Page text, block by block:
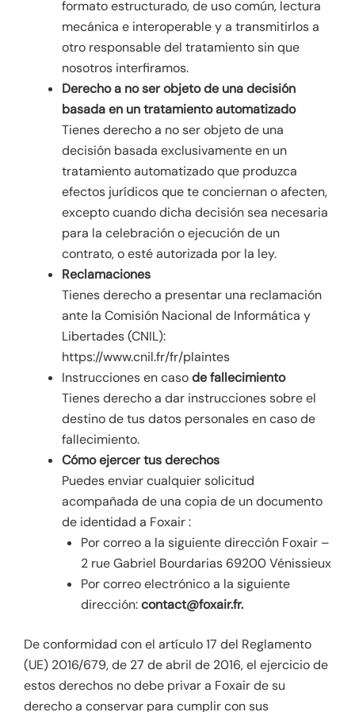
formato estructurado, de uso común, lectura
mecánica e interoperable y a transmitirlos a
otro responsable del tratamiento sin que
nosotros interfiramos.
Derecho a no ser objeto de una decisión
basada en un tratamiento automatizado
Tienes derecho a no ser objeto de una
decisión basada exclusivamente en un
tratamiento automatizado que produzca
efectos jurídicos que te conciernan o afecten,
excepto cuando dicha decisión sea necesaria
para la celebración o ejecución de un
contrato, o esté autorizada por la ley.
Reclamaciones
Tienes derecho a presentar una reclamación
ante la Comisión Nacional de Informática y
Libertades (CNIL):
https://www.cnil.fr/fr/plaintes
Instrucciones en casode fallecimiento
Tienes derecho a dar instrucciones sobre el
destino de tus datos personales en caso de
fallecimiento.
Cómo ejercer tus derechos
Puedes enviar cualquier solicitud
acompañada de una copia de un documento
de identidad a Foxair :
Por correo a la siguiente dirección Foxair –
2 rue Gabriel Bourdarias 69200 Vénissieux
Por correo electrónico a la siguiente
dirección:contact@foxair.fr.
De conformidad con el artículo 17 del Reglamento
(UE) 2016/679, de 27 de abril de 2016, el ejercicio de
estos derechos no debe privar a Foxair de su
derecho a conservar para cumplir con sus